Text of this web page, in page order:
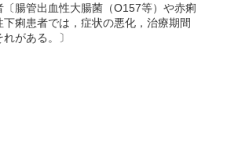
〔腸管出血性大腸菌（O157等）や赤痢
痢患者では，症状の悪化，治療期間
がある。〕